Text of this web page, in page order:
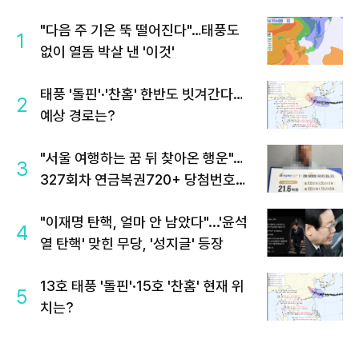
1
"다음 주 기온 뚝 떨어진다"…태풍도
없이 열돔 박살 낸 '이것'
2
태풍 '돌핀'·'찬홈' 한반도 빗겨간다…
예상 경로는?
3
"서울 여행하는 꿈 뒤 찾아온 행운"…
327회차 연금복권720+ 당첨번호조
4
"이재명 탄핵, 얼마 안 남았다"...'윤석
열 탄핵' 맞힌 무당, '성지글' 등장
5
13호 태풍 '돌핀'·15호 '찬홈' 현재 위
치는?